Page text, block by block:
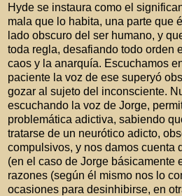
Hyde se instaura como el
mala que lo habita, una parte que
lado obscuro del ser humano, y
toda regla, desafiando todo orden
caos y la anarquía. Escuchamos
paciente la voz de ese superyó
gozar al sujeto del inconsciente.
escuchando la voz de Jorge,
problemática adictiva, sabiendo
tratarse de un neurótico adicto,
compulsivos, y nos damos cuenta
(en el caso de Jorge básicamente
razones (según él mismo nos lo
ocasiones para desinhibirse, en